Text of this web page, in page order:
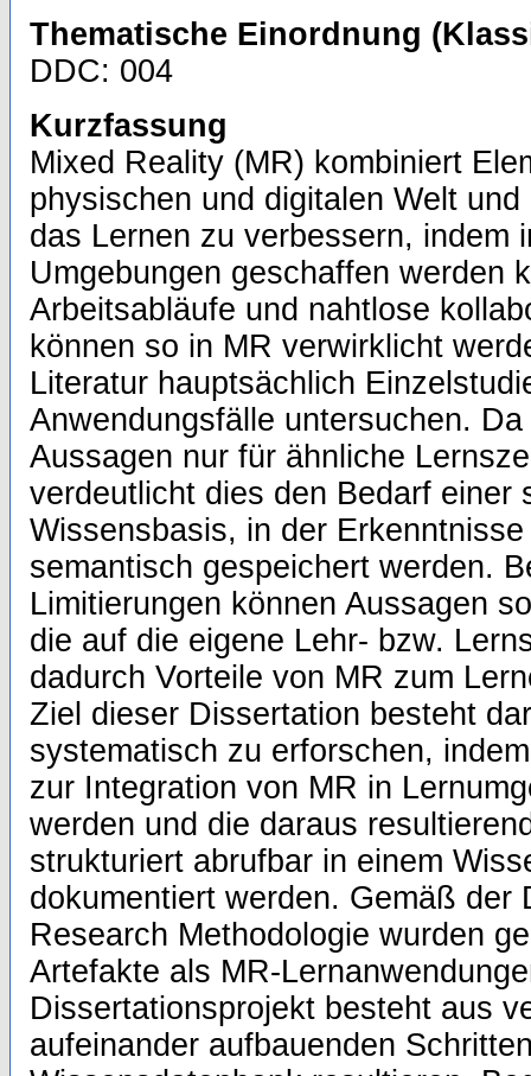
Thematische Einordnung
DDC: 004
Kurzfassung
Mixed Reality (MR) kombiniert
physischen und digitalen Welt
das Lernen zu verbessern, indem
Umgebungen geschaffen werden
Arbeitsabläufe und nahtlose
können so in MR verwirklicht
Literatur hauptsächlich
Anwendungsfälle untersuchen.
Aussagen nur für ähnliche
verdeutlicht dies den Bedarf einer
Wissensbasis, in der
semantisch gespeichert werden.
Limitierungen können Aussagen
die auf die eigene Lehr- bzw.
dadurch Vorteile von MR zum
Ziel dieser Dissertation besteht
systematisch zu erforschen,
zur Integration von MR in
werden und die daraus
strukturiert abrufbar in einem
dokumentiert werden. Gemäß der
Research Methodologie wurden
Artefakte als MR-
Dissertationsprojekt besteht aus
aufeinander aufbauenden